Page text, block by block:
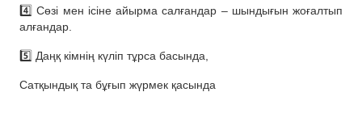
4️⃣ Сөзі мен ісіне айырма салғандар – шындығын жоғалтып
алғандар.
5️⃣ Даңқ кiмнiң күлiп тұрса басында,
Сатқындық та бұғып жүрмек қасында